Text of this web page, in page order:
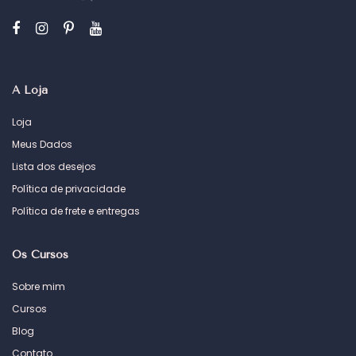
A Loja
Loja
Meus Dados
Lista dos desejos
Política de privacidade
Política de frete e entregas
Os Cursos
Sobre mim
Cursos
Blog
Contato